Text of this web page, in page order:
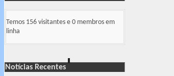
Temos 156 visitantes e 0 membros em
linha
Notícias Recentes